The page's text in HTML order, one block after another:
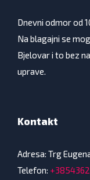
Dnevni odmor od
Na blagajni se
Bjelovar i to bez
uprave.
Kontakt
Adresa: Trg
Telefon: